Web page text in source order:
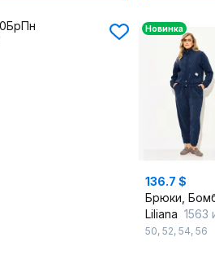
Новинка
136.7 $
Брюки,
Liliana 1563
50, 52, 54, 56